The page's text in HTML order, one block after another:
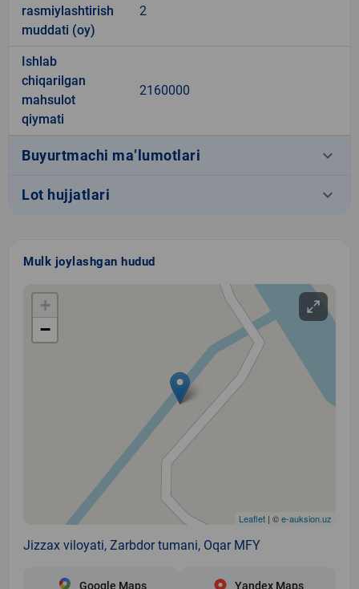
rasmiylashtirish
muddati (oy)
2
Ishlab
chiqarilgan
mahsulot
qiymati
2160000
Buyurtmachi ma’lumotlari keyboard_arrow_down
Lot hujjatlari keyboard_arrow_down
Mulk joylashgan hudud
+
−
Leaflet | ©e-auksion.uz
Jizzax viloyati, Zarbdor tumani, Oqar MFY
Google Maps Yandex Maps